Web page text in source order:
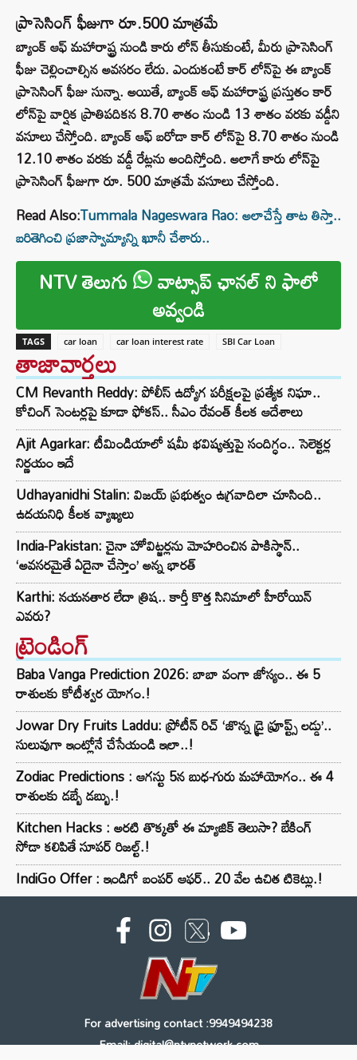
ప్రాసెసింగ్ ఫీజుగా రూ.500 మాత్రమే
బ్యాంక్ ఆఫ్ మహారాష్ట్ర నుండి కారు లోన్ తీసుకుంటే, మీరు ప్రాసెసింగ్
ఫీజు చెల్లించాల్సిన అవసరం లేదు. ఎందుకంటే కార్ లోన్‌పై ఈ బ్యాంక్
ప్రాసెసింగ్ ఫీజు సున్నా. అయితే, బ్యాంక్ ఆఫ్ మహారాష్ట్ర ప్రస్తుతం కార్
లోన్‌పై వార్షిక ప్రాతిపదికన 8.70 శాతం నుండి 13 శాతం వరకు వడ్డీని
వసూలు చేస్తోంది. బ్యాంక్ ఆఫ్ బరోడా కార్ లోన్‌పై 8.70 శాతం నుండి
12.10 శాతం వరకు వడ్డీ రేట్లను అందిస్తోంది. అలాగే కారు లోన్‌పై
ప్రాసెసింగ్ ఫీజుగా రూ. 500 మాత్రమే వసూలు చేస్తోంది.
Read Also:Tummala Nageswara Rao: అలాచేస్తే తాట తిస్తా..
బరితెగించి ప్రజాస్వామ్యాన్ని ఖూనీ చేశారు..
NTV తెలుగు వాట్సాప్ ఛానల్ ని ఫాలో
అవ్వండి
TAGS car loan car loan interest rate SBI Car Loan
తాజావార్తలు
CM Revanth Reddy: పోలీస్ ఉద్యోగ పరీక్షలపై ప్రత్యేక నిఘా..
కోచింగ్ సెంటర్లపై కూడా ఫోకస్.. సీఎం రేవంత్ కీలక ఆదేశాలు
Ajit Agarkar: టీమిండియాలో షమీ భవిష్యత్తుపై సందిగ్ధం.. సెలెక్టర్ల
నిర్ణయం ఇదే
Udhayanidhi Stalin: విజయ్ ప్రభుత్వం ఉగ్రవాదిలా చూసింది..
ఉదయనిధి కీలక వ్యాఖ్యలు
India-Pakistan: చైనా హోవిట్జర్లను మోహరించిన పాకిస్థాన్..
‘అవసరమైతే ఏదైనా చేస్తాం’ అన్న భారత్
Karthi: నయనతార లేదా త్రిష.. కార్తీ కొత్త సినిమాలో హీరోయిన్
ఎవరు?
ట్రెండింగ్‌
Baba Vanga Prediction 2026: బాబా వంగా జోస్యం.. ఈ 5
రాశులకు కోటీశ్వర యోగం.!
Jowar Dry Fruits Laddu: ప్రోటీన్ రిచ్ ‘జొన్న డ్రై ఫ్రూప్ట్స్ లడ్డు’..
సులువుగా ఇంట్లోనే చేసేయండి ఇలా..!
Zodiac Predictions : ఆగస్టు 5న బుధ-గురు మహాయోగం.. ఈ 4
రాశులకు డబ్బే డబ్బు.!
Kitchen Hacks : అరటి తొక్కతో ఈ మ్యాజిక్ తెలుసా? బేకింగ్
సోడా కలిపితే సూపర్ రిజల్ట్.!
IndiGo Offer : ఇండిగో బంపర్ ఆఫర్.. 20 వేల ఉచిత టికెట్లు.!
For advertising contact :9949494238
Email: digital@ntvnetwork.com